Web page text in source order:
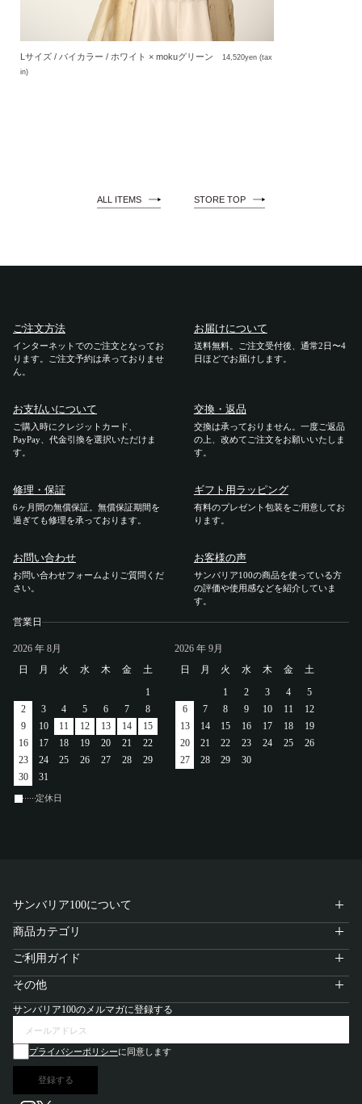
Lサイズ / バイカラー / ホワイト × mokuグリーン
14,520yen (tax
in)
ALL ITEMS STORE TOP
ご注文方法
インターネットでのご注文となってお
ります。ご注文予約は承っておりませ
ん。
お届けについて
送料無料。ご注文受付後、通常2日〜4
日ほどでお届けします。
お支払いについて
ご購入時にクレジットカード、
PayPay、代金引換を選択いただけま
す。
交換・返品
交換は承っておりません。一度ご返品
の上、改めてご注文をお願いいたしま
す。
修理・保証
6ヶ月間の無償保証。無償保証期間を
過ぎても修理を承っております。
ギフト用ラッピング
有料のプレゼント包装をご用意してお
ります。
お問い合わせ
お問い合わせフォームよりご質問くだ
さい。
お客様の声
サンバリア100の商品を使っている方
の評価や使用感などを紹介していま
す。
営業日
2026 年 8月
日
月 火 水 木 金
土
1
2
3 4 5 6 7
8
9
10 11 12 13 14
15
16
17 18 19 20 21
22
23
24 25 26 27 28
29
30
31
2026 年 9月
日
月 火 水 木 金
土
1
2 3 4
5
6
7 8 9 10 11
12
13
14 15 16 17 18
19
20
21 22 23 24 25
26
27
28 29 30
定休日
サンバリア100について
商品カテゴリ
ご利用ガイド
その他
サンバリア100のメルマガに登録する
プライバシーポリシーに同意します
登録する